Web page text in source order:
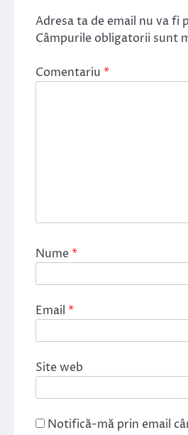
Adresa ta de email nu va fi
Câmpurile obligatorii sunt
Comentariu *
Nume*
Email *
Site web
Notifică-mă prin email